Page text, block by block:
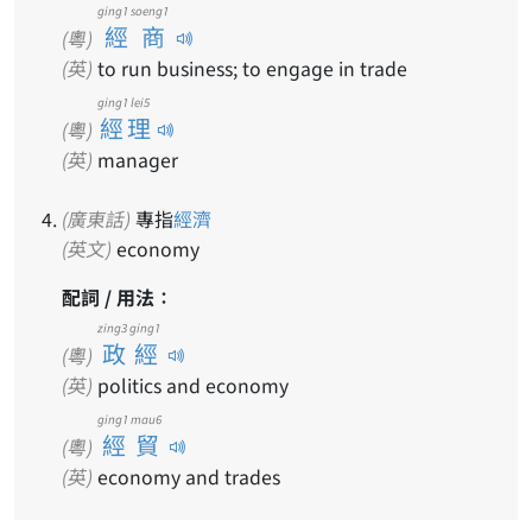
(粵) 經商
ging1 soeng1
(英) to run business; to engage in trade
(粵) 經理
ging1 lei5
(英) manager
(廣東話) 專指經濟
(英文) economy
配詞 / 用法：
(粵) 政經
zing3 ging1
(英) politics and economy
(粵) 經貿
ging1 mau6
(英) economy and trades